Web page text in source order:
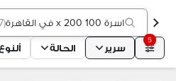
اسرة 100 x 200 في القاهرة (
5
سرير الحالة